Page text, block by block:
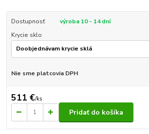
Dostupnosť
výroba 10 - 14 dní
Krycie sklo
Nie sme platcovia DPH
511 €/ks
Pridať do košíka